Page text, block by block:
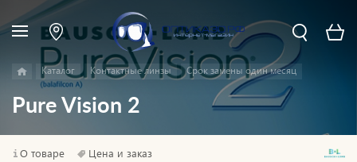
Каталог Контактные линзы Срок замены один месяц
Pure Vision 2
О товаре Цена и заказ